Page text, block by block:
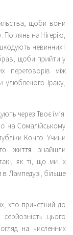
щоби вони
Поглянь на Нігерію,
невинних і
щоби прийти у
переговорів між
улюбленого Іраку,
через Твоє ім’я.
на Сомалійському
Конго. Учини
життя знайшли
як ті, що ми їх
Лампедузі, більше
хто причетний до
цього
на численних